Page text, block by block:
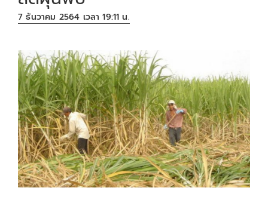
7 ธันวาคม 2564 เวลา 19:11 น.